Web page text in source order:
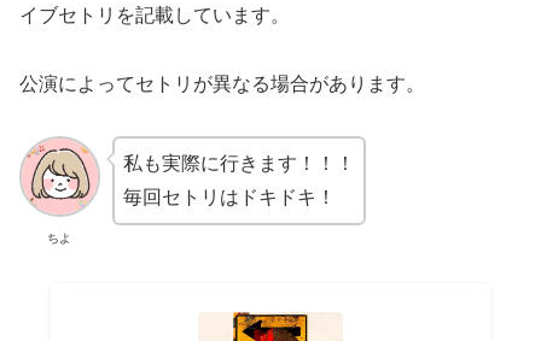
イブセトリを記載しています。
公演によってセトリが異なる場合があります。
ちよ
私も実際に行きます！！！
毎回セトリはドキドキ！